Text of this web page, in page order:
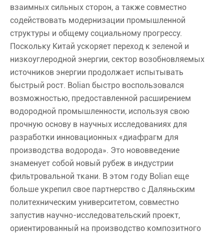
взаимных сильных сторон, а также совместно
содействовать модернизации промышленной
структуры и общему социальному прогрессу.
Поскольку Китай ускоряет переход к зеленой и
низкоуглеродной энергии, сектор возобновляемых
источников энергии продолжает испытывать
быстрый рост. Bolian быстро воспользовался
возможностью, предоставленной расширением
водородной промышленности, используя свою
прочную основу в научных исследованиях для
разработки инновационных «диафрагм для
производства водорода». Это нововведение
знаменует собой новый рубеж в индустрии
фильтровальной ткани. В этом году Bolian еще
больше укрепил свое партнерство с Даляньским
политехническим университетом, совместно
запустив научно-исследовательский проект,
ориентированный на производство композитного